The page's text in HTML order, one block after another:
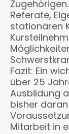
Referate,
stationären
Fazit: Ein
über 25
Ausbildung
bisher
Mitarbeit in